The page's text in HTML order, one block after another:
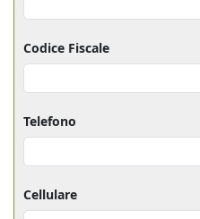
Codice Fiscale
Telefono
Cellulare